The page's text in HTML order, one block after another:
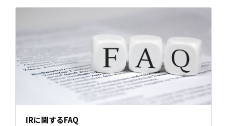
IRに関するFAQ